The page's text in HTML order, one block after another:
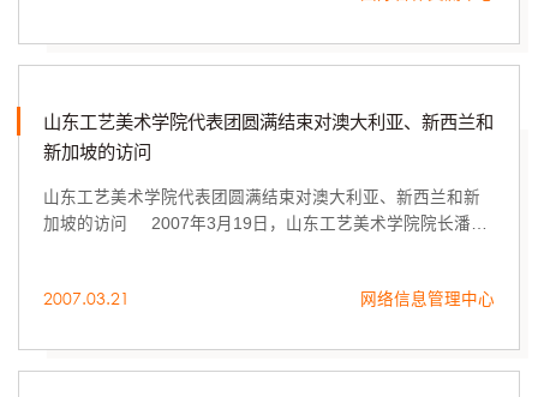
山东工艺美术学院代表团圆满结束对澳大利亚、新西兰和
新加坡的访问
山东工艺美术学院代表团圆满结束对澳大利亚、新西兰和新
加坡的访问 2007年3月19日，山东工艺美术学院院长潘鲁
2007.03.21 网络信息管理中心